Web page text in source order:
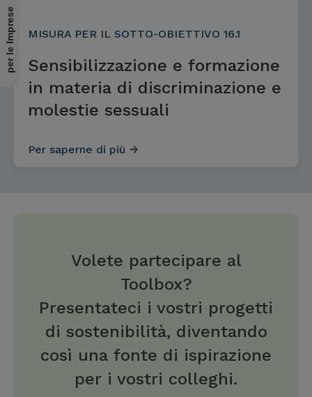
MISURA PER IL SOTTO-OBIETTIVO 16.1
Sensibilizzazione e formazione
in materia di discriminazione e
molestie sessuali
Per saperne di più
Volete partecipare al
Toolbox?
Presentateci i vostri progetti
di sostenibilità, diventando
così una fonte di ispirazione
per i vostri colleghi.
per le Imprese